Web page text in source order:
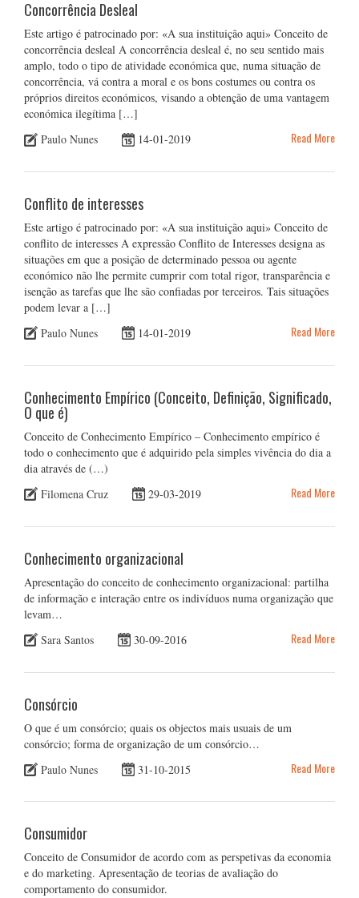
Concorrência Desleal
Este artigo é patrocinado por: «A sua instituição aqui» Conceito de
concorrência desleal A concorrência desleal é, no seu sentido mais
amplo, todo o tipo de atividade económica que, numa situação de
concorrência, vá contra a moral e os bons costumes ou contra os
próprios direitos económicos, visando a obtenção de uma vantagem
económica ilegítima […]
Paulo Nunes
14-01-2019 Read More
Conflito de interesses
Este artigo é patrocinado por: «A sua instituição aqui» Conceito de
conflito de interesses A expressão Conflito de Interesses designa as
situações em que a posição de determinado pessoa ou agente
económico não lhe permite cumprir com total rigor, transparência e
isenção as tarefas que lhe são confiadas por terceiros. Tais situações
podem levar a […]
Paulo Nunes
14-01-2019 Read More
Conhecimento Empírico (Conceito, Definição, Significado,
O que é)
Conceito de Conhecimento Empírico – Conhecimento empírico é
todo o conhecimento que é adquirido pela simples vivência do dia a
dia através de (…)
Filomena Cruz
29-03-2019 Read More
Conhecimento organizacional
Apresentação do conceito de conhecimento organizacional: partilha
de informação e interação entre os indivíduos numa organização que
levam…
Sara Santos
30-09-2016 Read More
Consórcio
O que é um consórcio; quais os objectos mais usuais de um
consórcio; forma de organização de um consórcio…
Paulo Nunes
31-10-2015 Read More
Consumidor
Conceito de Consumidor de acordo com as perspetivas da economia
e do marketing. Apresentação de teorias de avaliação do
comportamento do consumidor.